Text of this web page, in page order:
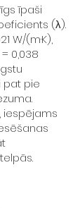
īpaši
(λ).
W/(m·K),
0,038
pat pie
iespējams